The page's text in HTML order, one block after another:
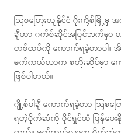
သြစတြေးလျနိုင်ငံ ဂိုးကို့စ်မြို့
ချီဟာ ဂက်စ်ဆိုင်အပြင်ဘက်မှာ လ
တစ်ထပ်ကို ကောက်ရခဲ့တာပါ။ အိ
မက်ကယ်လာက စတိုးဆိုင်မှာ က
ဖြစ်ပါတယ်။
ဂျို့စ်ပါချီ ကောက်ရခဲ့တာ သြစတ
ရတဲ့ပိုက်ဆံကို ပိုင်ရှင်ထံ ပြန်ပေး